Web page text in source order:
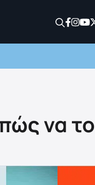
να το